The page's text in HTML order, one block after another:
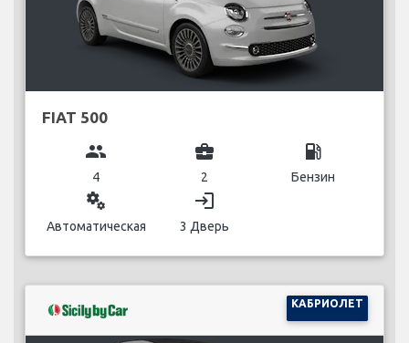
FIAT 500
group
4
business_center
2
local_gas_station
Бензин
miscellaneous_services
Автоматическая
login
3 Дверь
КАБРИОЛЕТ